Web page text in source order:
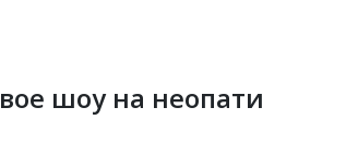
шоу на неопати